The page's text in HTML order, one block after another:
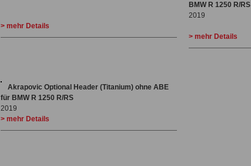
> mehr Details
BMW R 1250 R/RS
2019
> mehr Details
Akrapovic Optional Header (Titanium) ohne ABE
für BMW R 1250 R/RS
2019
> mehr Details